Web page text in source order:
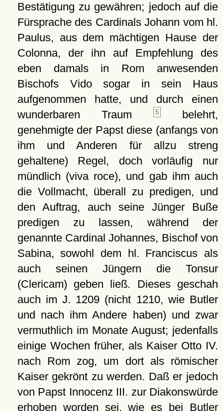
Bestätigung zu gewähren; jedoch auf die
Fürsprache des Cardinals Johann vom hl.
Paulus, aus dem mächtigen Hause der
Colonna, der ihn auf Empfehlung des
eben damals in Rom anwesenden
Bischofs Vido sogar in sein Haus
aufgenommen hatte, und durch einen
wunderbaren Traum
5 belehrt,
genehmigte der Papst diese (anfangs von
ihm und Anderen für allzu streng
gehaltene) Regel, doch vorläufig nur
mündlich (viva roce), und gab ihm auch
die Vollmacht, überall zu predigen, und
den Auftrag, auch seine Jünger Buße
predigen zu lassen, während der
genannte Cardinal Johannes, Bischof von
Sabina, sowohl dem hl. Franciscus als
auch seinen Jüngern die Tonsur
(Clericam) geben ließ. Dieses geschah
auch im J. 1209 (nicht 1210, wie Butler
und nach ihm Andere haben) und zwar
vermuthlich im Monate August; jedenfalls
einige Wochen früher, als Kaiser Otto IV.
nach Rom zog, um dort als römischer
Kaiser gekrönt zu werden. Daß er jedoch
von Papst Innocenz III. zur Diakonswürde
erhoben worden sei, wie es bei Butler